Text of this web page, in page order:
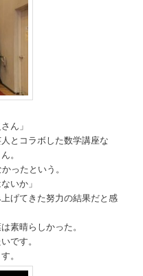
ん」
とコラボした数学講座な
。
ったという。
いか」
げてきた努力の結果だと感
素晴らしかった。
です。
。